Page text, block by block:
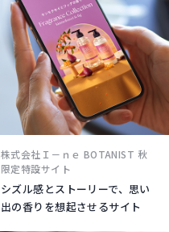
株式会社Ｉ－ｎｅ BOTANIST 秋
限定特設サイト
シズル感とストーリーで、思い
出の香りを想起させるサイト